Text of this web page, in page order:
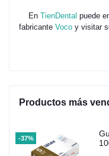
En TienDental puede
fabricante Voco y visitar
Productos más
-37%